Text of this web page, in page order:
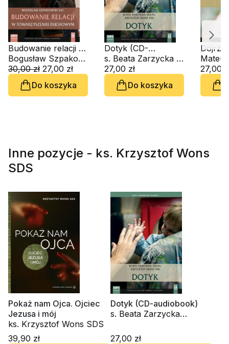
Budowanie relacji w
towarzyszeniu
duchowym (CD-
audiobook)
Bogusław Szpakowski SAC
30,00 zł 27,00 zł
Do koszyka
Dotyk (CD-
audiobook)
s. Beata Zarzycka ZSAPU, ks. Krzysztof Wons SDS
27,00 zł
Do koszyka
(CD-
27,00
Inne pozycje - ks. Krzysztof Wons
SDS
Pokaż nam Ojca. Ojciec
Jezusa i mój
ks. Krzysztof Wons SDS
39,90 zł
Dotyk (CD-audiobook)
s. Beata Zarzycka
Wons SDS
27,00 zł